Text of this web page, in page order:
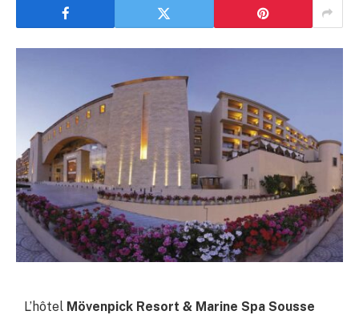
L’hôtel Mövenpick Resort & Marine Spa Sousse